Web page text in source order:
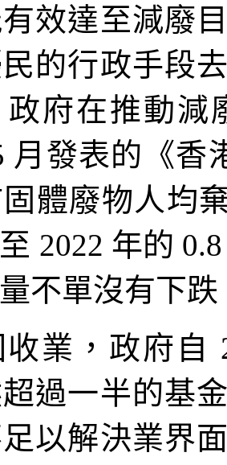
效達至減廢
的行政手段
政府在推動減
月發表的《香
體廢物人均
2022 年的
不單沒有下
業，政府自
過一半的基
以解決業界